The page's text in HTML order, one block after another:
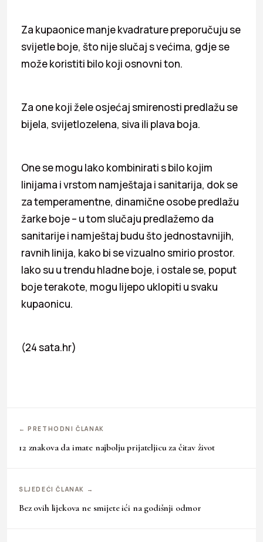
Za kupaonice manje kvadrature preporučuju se
svijetle boje, što nije slučaj s većima, gdje se
može koristiti bilo koji osnovni ton.
Za one koji žele osjećaj smirenosti predlažu se
bijela, svijetlozelena, siva ili plava boja.
One se mogu lako kombinirati s bilo kojim
linijama i vrstom namještaja i sanitarija, dok se
za temperamentne, dinamične osobe predlažu
žarke boje – u tom slučaju predlažemo da
sanitarije i namještaj budu što jednostavnijih,
ravnih linija, kako bi se vizualno smirio prostor.
Iako su u trendu hladne boje, i ostale se, poput
boje terakote, mogu lijepo uklopiti u svaku
kupaonicu.
(24 sata.hr)
← PRETHODNI ČLANAK
12 znakova da imate najbolju prijateljicu za čitav život
SLJEDEĆI ČLANAK →
Bez ovih lijekova ne smijete ići na godišnji odmor